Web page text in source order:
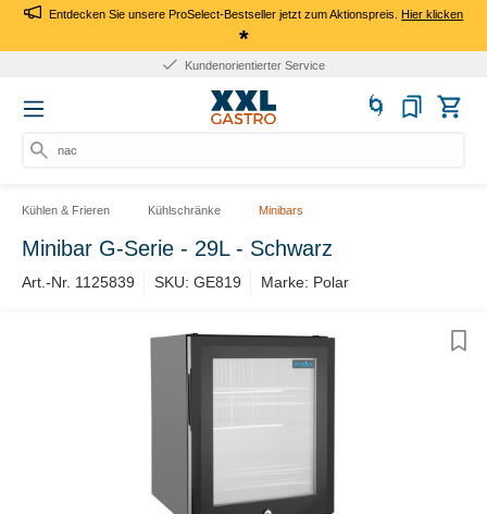
Entdecken Sie unsere ProSelect-Bestseller jetzt zum Aktionspreis.Hier klicken
*
Kundenorientierter Service
nach
Kühlen & Frieren Kühlschränke Minibars
Minibar G-Serie - 29L - Schwarz
Art.-Nr. 1125839 SKU: GE819 Marke: Polar